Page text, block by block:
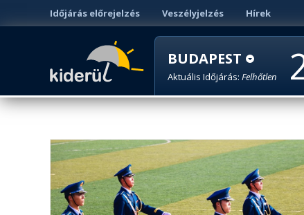
Időjárás előrejelzés Veszélyjelzés Hírek
BUDAPEST
Aktuális Időjárás: Felhőtlen